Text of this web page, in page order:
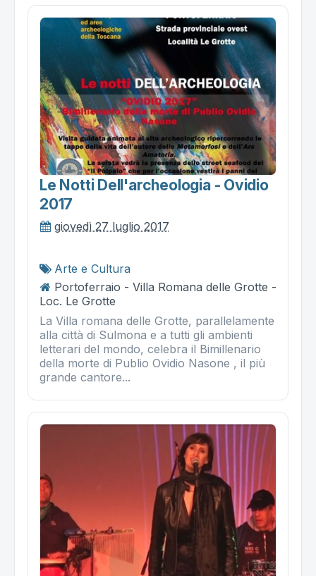
Le Notti Dell'archeologia - Ovidio
2017
giovedì 27 luglio 2017
Arte e Cultura
Portoferraio - Villa Romana delle Grotte -
Loc. Le Grotte
La Villa romana delle Grotte, parallelamente
alla città di Sulmona e a tutti gli ambienti
letterari del mondo, celebra il Bimillenario
della morte di Publio Ovidio Nasone , il più
grande cantore...